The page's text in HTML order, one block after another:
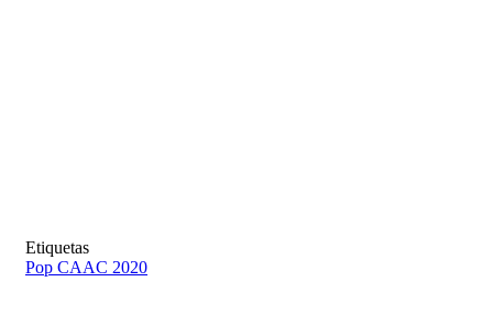
Etiquetas
Pop CAAC 2020